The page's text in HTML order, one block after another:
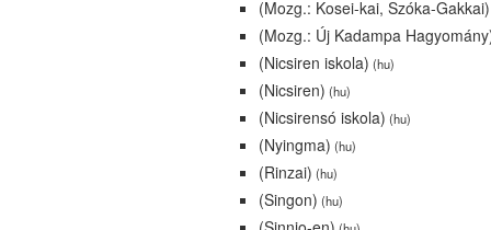
(Mozg.: Kosei-kai, Szóka-Gakkai)
(Mozg.: Új Kadampa
(Nicsiren iskola) (hu)
(Nicsiren) (hu)
(Nicsirensó iskola) (hu)
(Nyingma) (hu)
(Rinzai) (hu)
(Singon) (hu)